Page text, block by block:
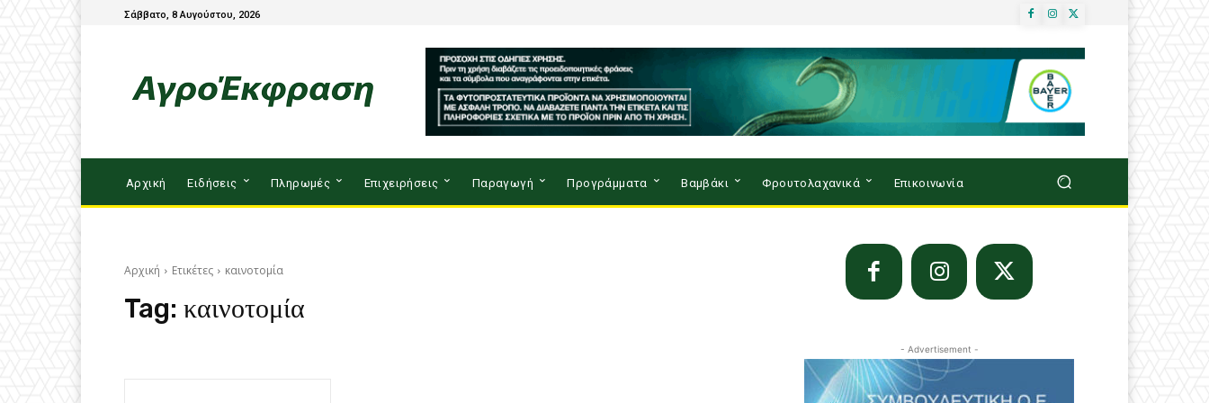
Σάββατο, 8 Αυγούστου, 2026
Αρχική Ειδήσεις Πληρωμές Επιχειρήσεις Παραγωγή Προγράμματα Βαμβάκι Φρουτολαχανικά Επικοινωνία
Αρχική Ετικέτες καινοτομία
Tag: καινοτομία
- Advertisement -